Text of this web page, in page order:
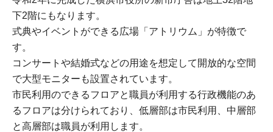
下2階にもなります。
式典やイベントができる広場「アトリウム」が特徴で
す。
コンサートや結婚式などの用途を想定して開放的な空間
で大型モニターも設置されています。
市民利用のできるフロアと職員が利用する行政機能のあ
るフロアは分けられており、低層部は市民利用、中層部
と高層部は職員が利用します。